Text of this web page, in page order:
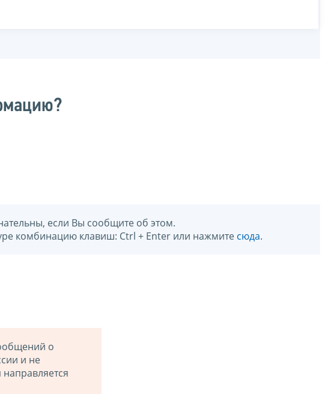
если Вы сообщите об этом.
комбинацию клавиш: Ctrl + Enter или нажмите сюда.
о
и не